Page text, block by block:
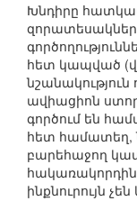
Խնդիրը
հետ կապված
ավիացիոն
գործում են
հետ համատեղ,
բարեհաջող
հակառակորդին
ինքնուրույն